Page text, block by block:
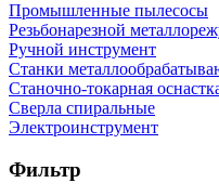
Промышленные пылесосы
Резьбонарезной
Ручной инструмент
Станки
Станочно-токарная
Сверла спиральные
Электроинструмент
Фильтр